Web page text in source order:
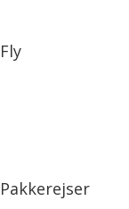
Fly
Pakkerejser